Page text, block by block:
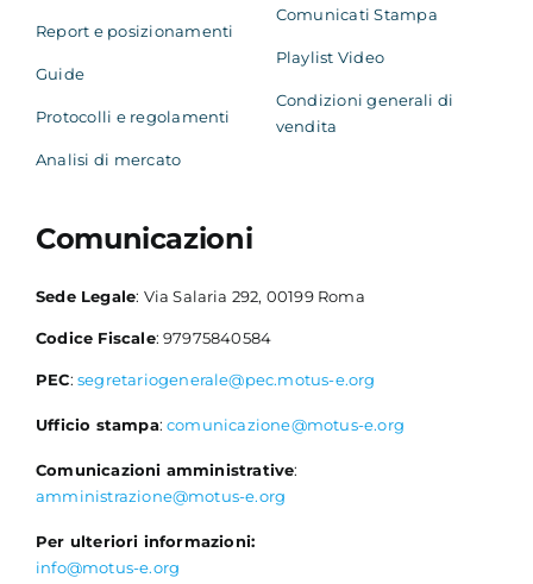
Report e posizionamenti
Guide
Protocolli e regolamenti
Analisi di mercato
Comunicati Stampa
Playlist Video
Condizioni generali di
vendita
Comunicazioni
Sede Legale: Via Salaria 292, 00199 Roma
Codice Fiscale: 97975840584
PEC: segretariogenerale@pec.motus-e.org
Ufficio stampa:comunicazione@motus-e.org
Comunicazioni amministrative:
amministrazione@motus-e.org
Per ulteriori informazioni:
info@motus-e.org